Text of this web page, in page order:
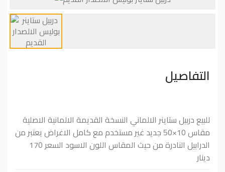
التفاصيل
للبيع دربيل ستاينر الالماني النسخة القديمة الالمانية الاصلية
مقاس 10×50 جديد غير مستخدم مع كامل الاغراض يعتبر من
الدرابيل النادرة من حيث المقاس اللون الاسود السعر 170
دينار